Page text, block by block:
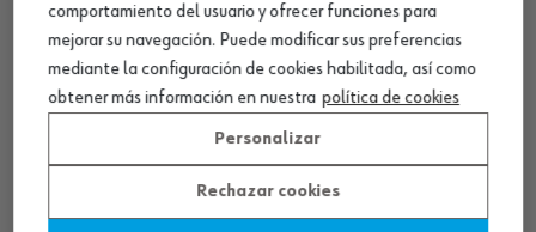
SEDE CENTRAL
CENTRO LOGÍSTICO / MUSEO
SOBRE WÜRTH
comportamiento del usuario y ofrecer funciones para
mejorar su navegación. Puede modificar sus preferencias
mediante la configuración de cookies habilitada, así como
obtener más información en nuestra política de cookies
Personalizar
Rechazar cookies